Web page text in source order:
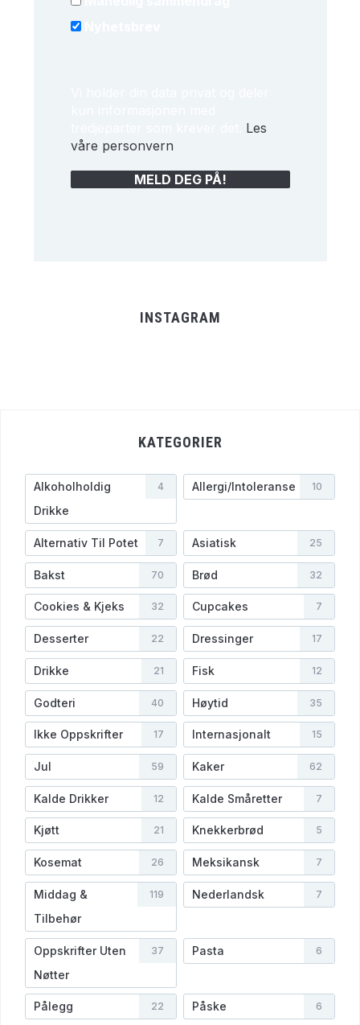
Nyhetsbrev
Les
våre personvern
INSTAGRAM
KATEGORIER
Alkoholholdig
Drikke
4 Allergi/Intoleranse 10
Alternativ Til Potet 7 Asiatisk 25
Bakst 70 Brød 32
Cookies & Kjeks 32 Cupcakes 7
Desserter 22 Dressinger 17
Drikke 21 Fisk 12
Godteri 40 Høytid 35
Ikke Oppskrifter 17 Internasjonalt 15
Jul 59 Kaker 62
Kalde Drikker 12 Kalde Småretter 7
Kjøtt 21 Knekkerbrød 5
Kosemat 26 Meksikansk 7
Middag &
Tilbehør
119 Nederlandsk 7
Oppskrifter Uten
Nøtter
37 Pasta 6
Pålegg 22 Påske 6